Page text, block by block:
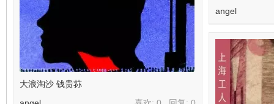
angel
大浪淘沙 钱贵荪